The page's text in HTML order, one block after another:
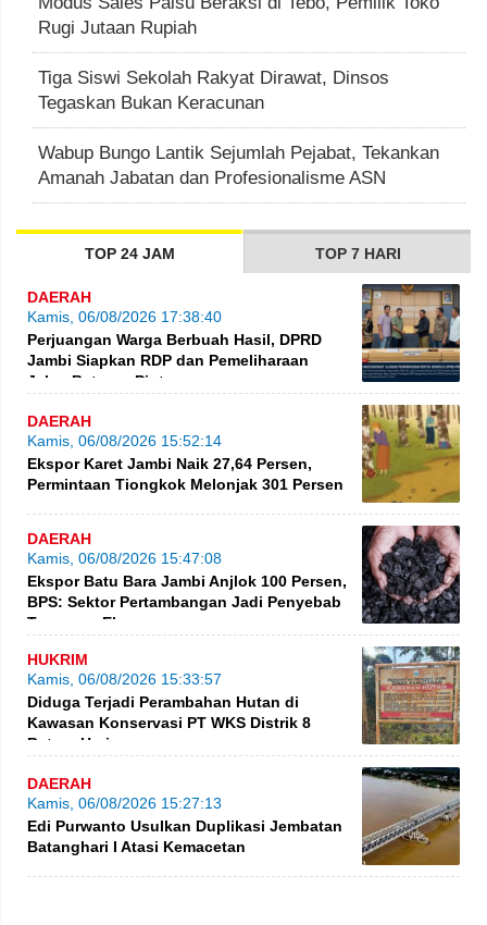
Rugi Jutaan Rupiah
Tiga Siswi Sekolah Rakyat Dirawat, Dinsos
Tegaskan Bukan Keracunan
Wabup Bungo Lantik Sejumlah Pejabat, Tekankan
Amanah Jabatan dan Profesionalisme ASN
TOP 24 JAM TOP 7 HARI
DAERAH
Kamis, 06/08/2026 17:38:40
Perjuangan Warga Berbuah Hasil, DPRD
Jambi Siapkan RDP dan Pemeliharaan
Jalan Betung–Pintas
DAERAH
Kamis, 06/08/2026 15:52:14
Ekspor Karet Jambi Naik 27,64 Persen,
Permintaan Tiongkok Melonjak 301 Persen
DAERAH
Kamis, 06/08/2026 15:47:08
Ekspor Batu Bara Jambi Anjlok 100 Persen,
BPS: Sektor Pertambangan Jadi Penyebab
Turunnya Ekspor
HUKRIM
Kamis, 06/08/2026 15:33:57
Diduga Terjadi Perambahan Hutan di
Kawasan Konservasi PT WKS Distrik 8
BatangHari
DAERAH
Kamis, 06/08/2026 15:27:13
Edi Purwanto Usulkan Duplikasi Jembatan
Batanghari I Atasi Kemacetan